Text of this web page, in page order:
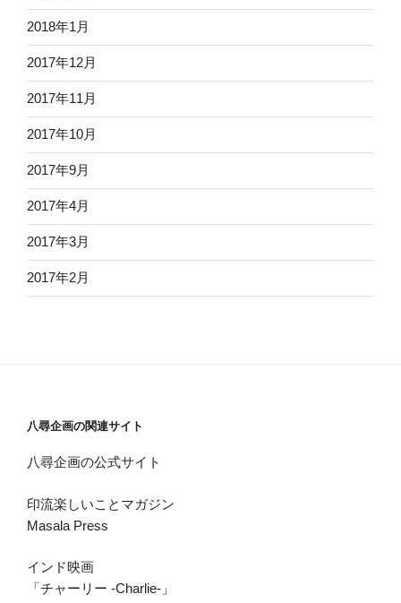
2018年1月
2017年12月
2017年11月
2017年10月
2017年9月
2017年4月
2017年3月
2017年2月
八尋企画の関連サイト
八尋企画の公式サイト
印流楽しいことマガジン
Masala Press
インド映画
「チャーリー -Charlie-」